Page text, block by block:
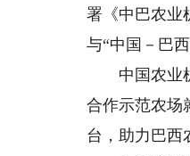
署《中巴农业
与“中国－巴
中国农业机
合作示范农场
台，助力巴西